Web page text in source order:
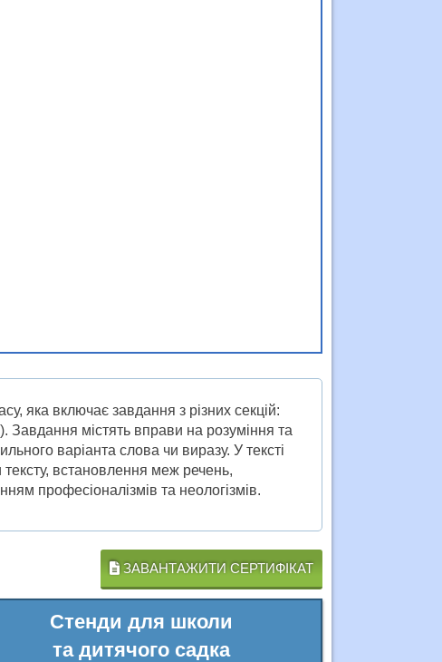
яка включає завдання з різних секцій:
Завдання містять вправи на розуміння та
варіанта слова чи виразу. У тексті
встановлення меж речень,
професіоналізмів та неологізмів.
ЗАВАНТАЖИТИ СЕРТИФІКАТ
Стенди для школи
та дитячого садка